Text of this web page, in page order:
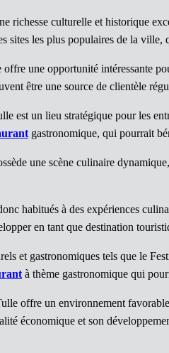
richesse culturelle et historique
sites les plus populaires de la
une opportunité intéressante
être une source de clientèle
est un lieu stratégique pour les
gastronomique, qui pourrait
une scène culinaire
habitués à des expériences
en tant que destination
et gastronomiques tels que le
à thème gastronomique qui
offre un environnement
économique et son